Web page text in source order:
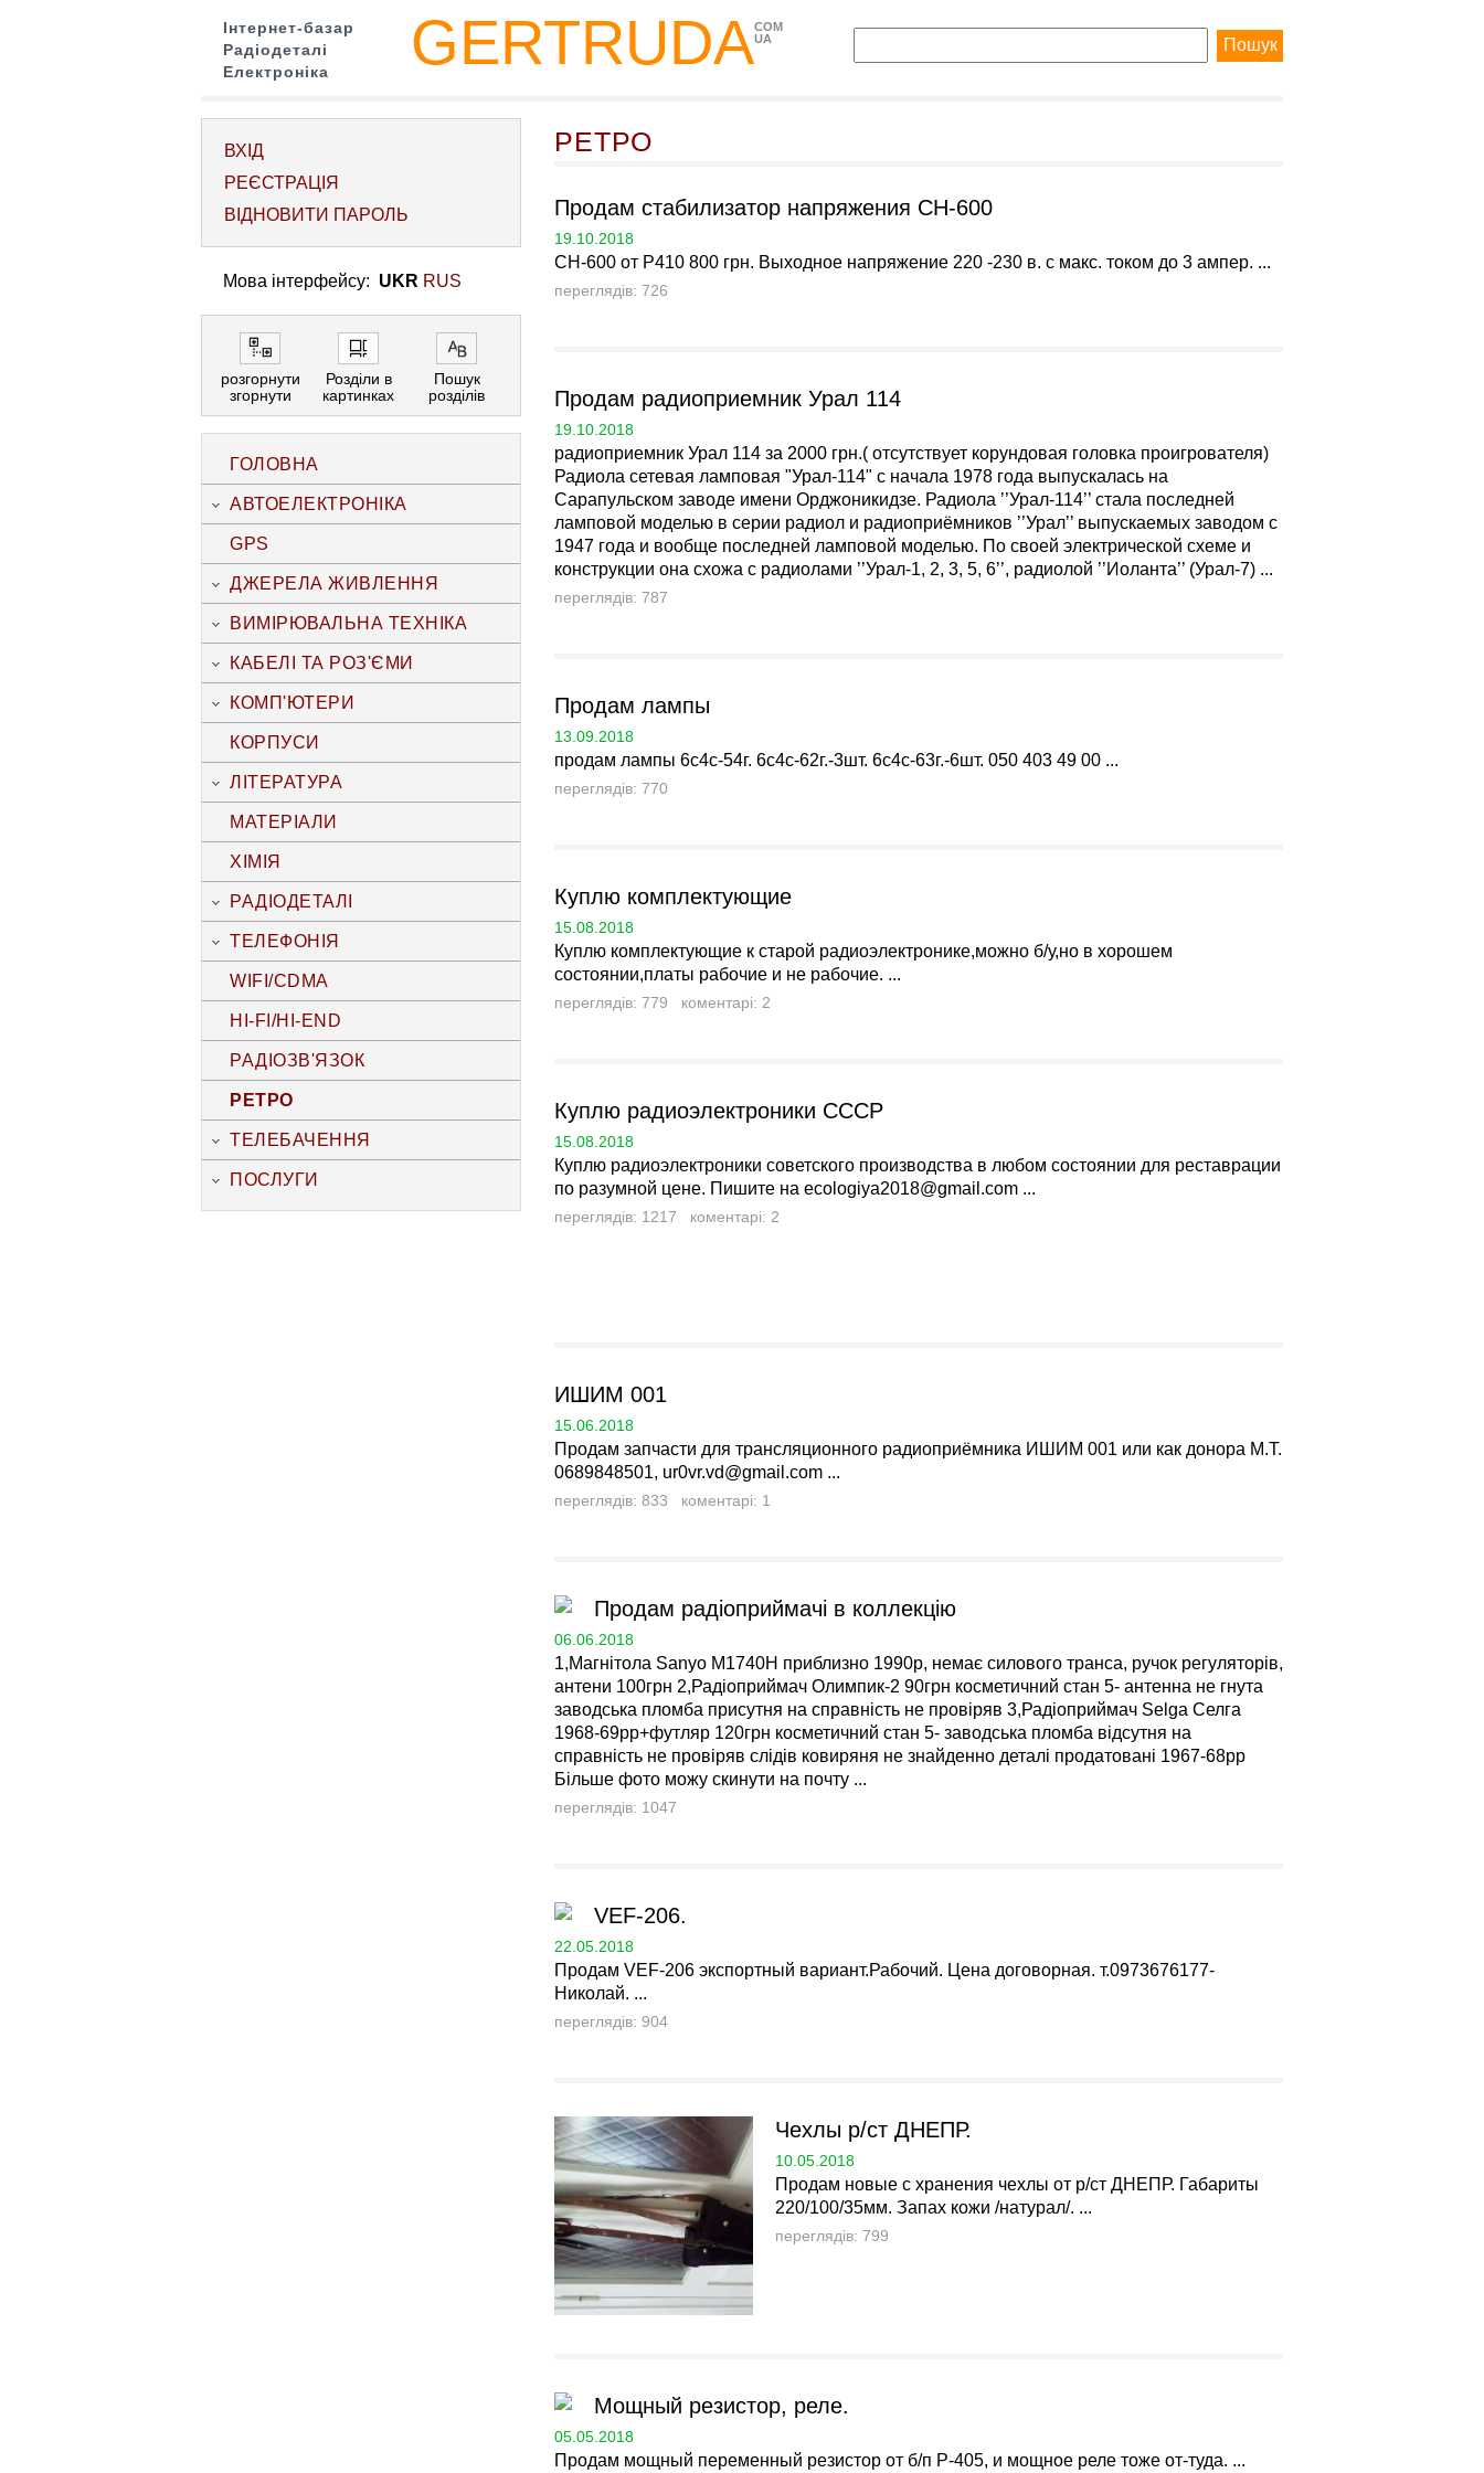
Інтернет-базар
Радіодеталі
Електроніка
GERTRUDACOM
UA
ВХІД
РЕЄСТРАЦІЯ
ВІДНОВИТИ ПАРОЛЬ
Мова інтерфейсу: UKR RUS
розгорнути
згорнути
Розділи в
картинках
Пошук
розділів
ГОЛОВНА
АВТОЕЛЕКТРОНІКА
GPS
ДЖЕРЕЛА ЖИВЛЕННЯ
ВИМІРЮВАЛЬНА ТЕХНІКА
КАБЕЛІ ТА РОЗ'ЄМИ
КОМП'ЮТЕРИ
КОРПУСИ
ЛІТЕРАТУРА
МАТЕРІАЛИ
ХІМІЯ
РАДІОДЕТАЛІ
ТЕЛЕФОНІЯ
WIFI/CDMA
HI-FI/HI-END
РАДІОЗВ'ЯЗОК
РЕТРО
ТЕЛЕБАЧЕННЯ
ПОСЛУГИ
РЕТРО
Продам стабилизатор напряжения СН-600
19.10.2018
СН-600 от Р410 800 грн. Выходное напряжение 220 -230 в. с макс. током до 3 ампер. ...
переглядів: 726
Продам радиоприемник Урал 114
19.10.2018
радиоприемник Урал 114 за 2000 грн.( отсутствует корундовая головка проигрователя)
Радиола сетевая ламповая "Урал-114" с начала 1978 года выпускалась на
Сарапульском заводе имени Орджоникидзе. Радиола ’’Урал-114’’ стала последней
ламповой моделью в серии радиол и радиоприёмников ’’Урал’’ выпускаемых заводом с
1947 года и вообще последней ламповой моделью. По своей электрической схеме и
конструкции она схожа с радиолами ’’Урал-1, 2, 3, 5, 6’’, радиолой ’’Иоланта’’ (Урал-7) ...
переглядів: 787
Продам лампы
13.09.2018
продам лампы 6с4с-54г. 6с4с-62г.-3шт. 6с4с-63г.-6шт. 050 403 49 00 ...
переглядів: 770
Куплю комплектующие
15.08.2018
Куплю комплектующие к старой радиоэлектронике,можно б/у,но в хорошем
состоянии,платы рабочие и не рабочие. ...
переглядів: 779 коментарі: 2
Куплю радиоэлектроники СССР
15.08.2018
Куплю радиоэлектроники советского производства в любом состоянии для реставрации
по разумной цене. Пишите на ecologiya2018@gmail.com ...
переглядів: 1217 коментарі: 2
ИШИМ 001
15.06.2018
Продам запчасти для трансляционного радиоприёмника ИШИМ 001 или как донора М.Т.
0689848501, ur0vr.vd@gmail.com ...
переглядів: 833 коментарі: 1
Продам радіоприймачі в коллекцію
06.06.2018
1,Магнітола Sanyo M1740H приблизно 1990р, немає силового транса, ручок регуляторів,
антени 100грн 2,Радіоприймач Олимпик-2 90грн косметичний стан 5- антенна не гнута
заводська пломба присутня на справність не провіряв 3,Радіоприймач Selga Селга
1968-69рр+футляр 120грн косметичний стан 5- заводська пломба відсутня на
справність не провіряв слідів ковиряня не знайденно деталі продатовані 1967-68рр
Більше фото можу скинути на почту ...
переглядів: 1047
VEF-206.
22.05.2018
Продам VEF-206 экспортный вариант.Рабочий. Цена договорная. т.0973676177-
Николай. ...
переглядів: 904
Чехлы р/ст ДНЕПР.
10.05.2018
Продам новые с хранения чехлы от р/ст ДНЕПР. Габариты
220/100/35мм. Запах кожи /натурал/. ...
переглядів: 799
Мощный резистор, реле.
05.05.2018
Продам мощный переменный резистор от б/п Р-405, и мощное реле тоже от-туда. ...